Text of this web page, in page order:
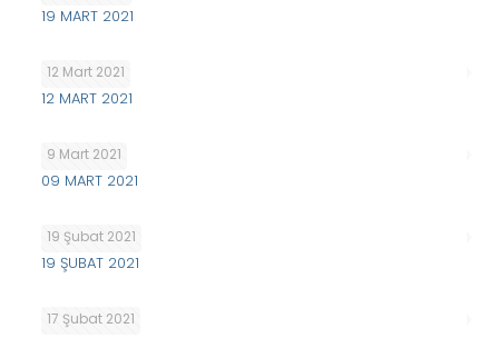
19 MART 2021
12 Mart 2021
12 MART 2021
9 Mart 2021
09 MART 2021
19 Şubat 2021
19 ŞUBAT 2021
17 Şubat 2021